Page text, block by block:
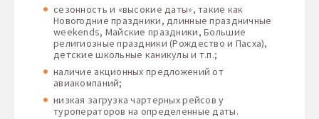
сезонность и «высокие даты», такие как
Новогодние праздники, длинные праздничные
weekends, Майские праздники, Большие
религиозные праздники (Рождество и Пасха),
детские школьные каникулы и т.п.;
наличие акционных предложений от
авиакомпаний;
низкая загрузка чартерных рейсов у
туроператоров на определенные даты.